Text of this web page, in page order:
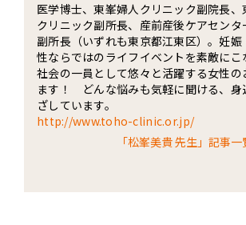
医学博士、東峯婦人クリニック副院長、
クリニック副所長、産前産後ケアセンタ
副所長（いずれも東京都江東区）。妊娠
性ならではのライフイベントを素敵にこ
社会の一員として悠々と活躍する女性の
ます！ どんな悩みも気軽に聞ける、身
ざしています。
http://www.toho-clinic.or.jp/
「松峯美貴 先生」記事